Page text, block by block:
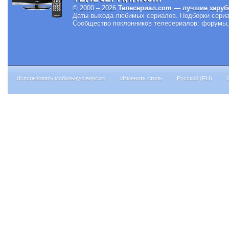
© 2000 – 2026 Телесериал.com — лучшие
Даты выхода любимых сериалов. Подборки
Сообщество поклонников телесериалов:
Использовать мобильную версию Изменить стиль Русский (RU)